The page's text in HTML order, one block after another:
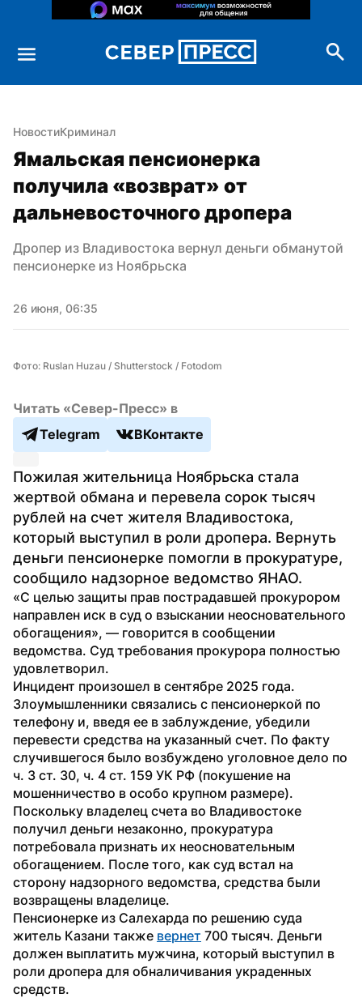
НовостиКриминал
Ямальская пенсионерка
получила «возврат» от
дальневосточного дропера
Дропер из Владивостока вернул деньги обманутой
пенсионерке из Ноябрьска
26 июня, 06:35
Фото: Ruslan Huzau / Shutterstock / Fotodom
Читать «Север-Пресс» в
Telegram
ВКонтакте
Пожилая жительница Ноябрьска стала
жертвой обмана и перевела сорок тысяч
рублей на счет жителя Владивостока,
который выступил в роли дропера. Вернуть
деньги пенсионерке помогли в прокуратуре,
сообщило надзорное ведомство ЯНАО.
«С целью защиты прав пострадавшей прокурором
направлен иск в суд о взыскании неосновательного
обогащения», — говорится в сообщении
ведомства. Суд требования прокурора полностью
удовлетворил.
Инцидент произошел в сентябре 2025 года.
Злоумышленники связались с пенсионеркой по
телефону и, введя ее в заблуждение, убедили
перевести средства на указанный счет. По факту
случившегося было возбуждено уголовное дело по
ч. 3 ст. 30, ч. 4 ст. 159 УК РФ (покушение на
мошенничество в особо крупном размере).
Поскольку владелец счета во Владивостоке
получил деньги незаконно, прокуратура
потребовала признать их неосновательным
обогащением. После того, как суд встал на
сторону надзорного ведомства, средства были
возвращены владелице.
Пенсионерке из Салехарда по решению суда
житель Казани также вернет 700 тысяч. Деньги
должен выплатить мужчина, который выступил в
роли дропера для обналичивания украденных
средств.